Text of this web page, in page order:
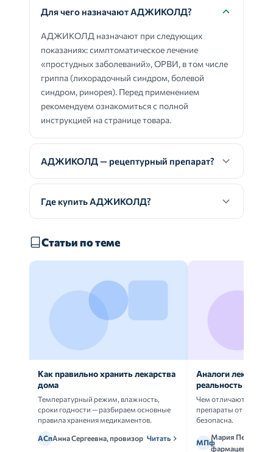
Для чего назначают АДЖИКОЛД?
АДЖИКОЛД назначают при следующих
показаниях: симптоматическое лечение
«простудных заболеваний», ОРВИ, в том числе
гриппа (лихорадочный синдром, болевой
синдром, ринорея). Перед применением
рекомендуем ознакомиться с полной
инструкцией на странице товара.
АДЖИКОЛД — рецептурный препарат?
Где купить АДЖИКОЛД?
Статьи по теме
Как правильно хранить лекарства
дома
Температурный режим, влажность,
сроки годности — разбираем основные
правила хранения медикаментов.
АСпАнна Сергеевна, провизор Читать
Аналоги
реальность
Чем отличаются
препараты от
безопасна.
МПф
Мария Петрова,
фармацевт